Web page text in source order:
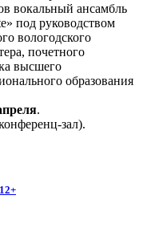
вокальный ансамбль
под руководством
вологодского
почетного
высшего
образования
.
зал).
12+